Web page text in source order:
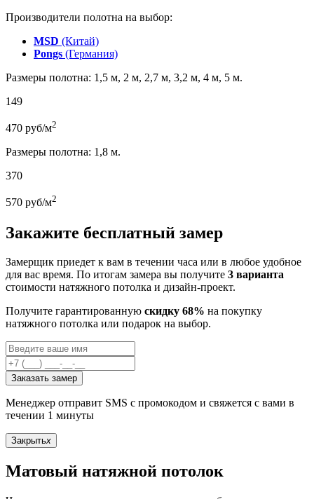
Производители полотна на выбор:
MSD (Китай)
Pongs (Германия)
Размеры полотна: 1,5 м, 2 м, 2,7 м, 3,2 м, 4 м, 5 м.
149
470 руб/м2
Размеры полотна: 1,8 м.
370
570 руб/м2
Закажите бесплатный замер
Замерщик приедет к вам в течении часа или в любое удобное
для вас время. По итогам замера вы получите 3 варианта
стоимости натяжного потолка и дизайн-проект.
Получите гарантированную скидку 68% на покупку
натяжного потолка или подарок на выбор.
Заказать замер
Менеджер отправит SMS с промокодом и свяжется с вами в
течении 1 минуты
Закрытьx
Матовый натяжной потолок